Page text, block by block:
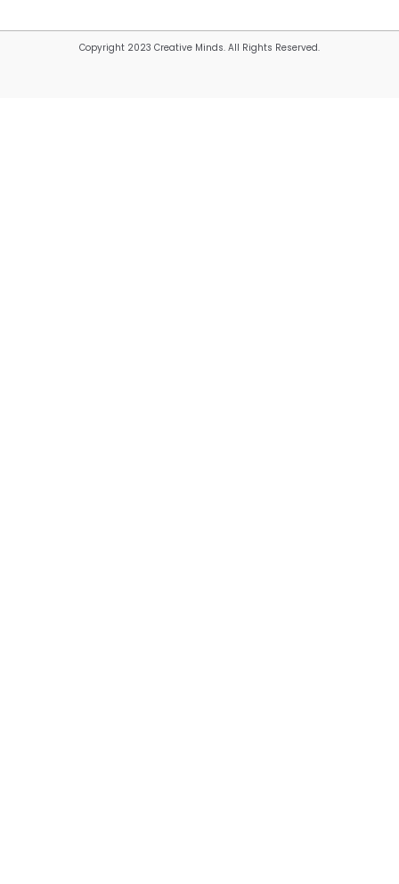
Copyright 2023 Creative Minds. All Rights Reserved.